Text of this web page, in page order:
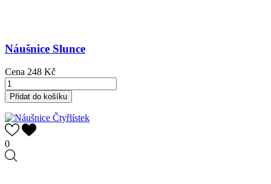
Náušnice Slunce
Cena 248 Kč
Přidat do košíku
0